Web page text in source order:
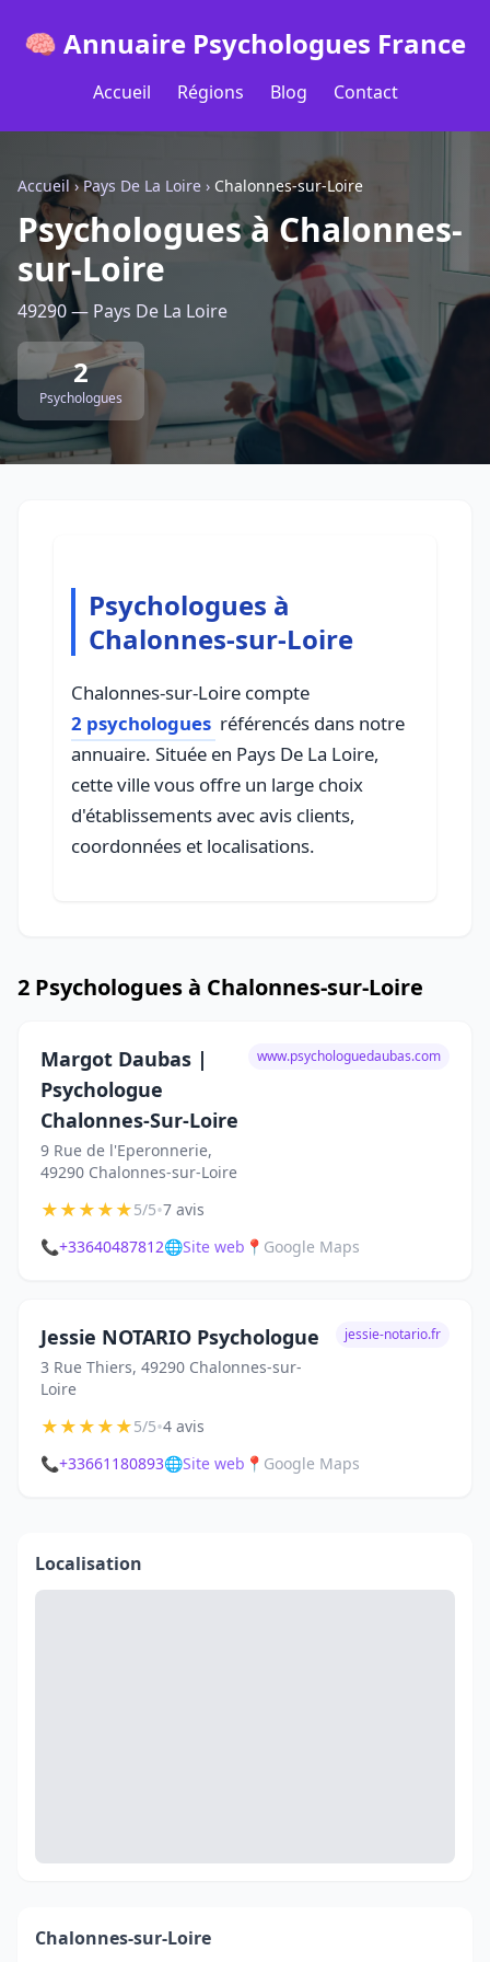
🧠 Annuaire Psychologues France
Accueil Régions Blog Contact
Accueil ›Pays De La Loire › Chalonnes-sur-Loire
Psychologues à Chalonnes-
sur-Loire
49290 — Pays De La Loire
2
Psychologues
Psychologues à
Chalonnes-sur-Loire
Chalonnes-sur-Loire compte
2 psychologues référencés dans notre
annuaire. Située en Pays De La Loire,
cette ville vous offre un large choix
d'établissements avec avis clients,
coordonnées et localisations.
2 Psychologues à Chalonnes-sur-Loire
Margot Daubas |
Psychologue
Chalonnes-Sur-Loire
9 Rue de l'Eperonnerie,
49290 Chalonnes-sur-Loire
www.psychologuedaubas.com
★★★★★5/5•7 avis
📞+33640487812🌐Site web 📍 Google Maps
Jessie NOTARIO Psychologue
3 Rue Thiers, 49290 Chalonnes-sur-
Loire
jessie-notario.fr
★★★★★5/5•4 avis
📞+33661180893🌐Site web 📍 Google Maps
Localisation
Chalonnes-sur-Loire